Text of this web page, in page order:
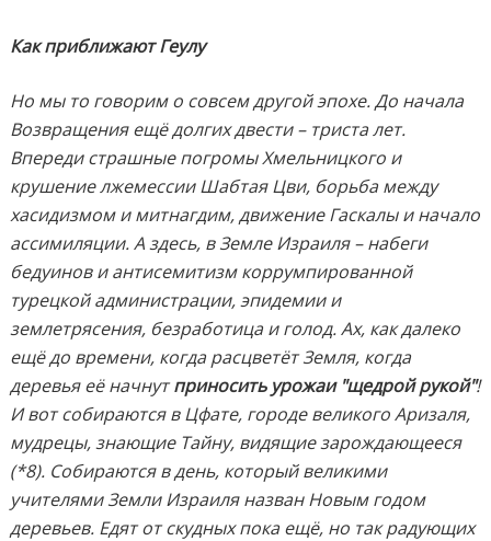
Как приближают Геулу
Но мы то говорим о совсем другой эпохе. До начала
Возвращения ещё долгих двести – триста лет.
Впереди страшные погромы Хмельницкого и
крушение лжемессии Шабтая Цви, борьба между
хасидизмом и митнагдим, движение Гаскалы и начало
ассимиляции. А здесь, в Земле Израиля – набеги
бедуинов и антисемитизм коррумпированной
турецкой администрации, эпидемии и
землетрясения, безработица и голод. Ах, как далеко
ещё до времени, когда расцветёт Земля, когда
деревья её начнутприносить урожаи "щедрой рукой"!
И вот собираются в Цфате, городе великого Аризаля,
мудрецы, знающие Тайну, видящие зарождающееся
(*8). Собираются в день, который великими
учителями Земли Израиля назван Новым годом
деревьев. Едят от скудных пока ещё, но так радующих